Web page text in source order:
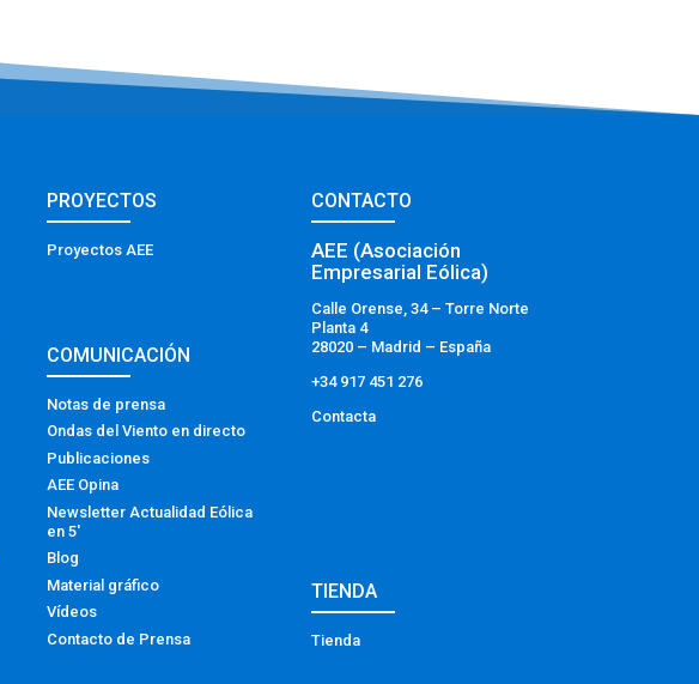
PROYECTOS
Proyectos AEE
COMUNICACIÓN
Notas de prensa
Ondas del Viento en directo
Publicaciones
AEE Opina
Newsletter Actualidad Eólica
en 5′
Blog
Material gráfico
Vídeos
Contacto de Prensa
CONTACTO
AEE (Asociación
Empresarial Eólica)
Calle Orense, 34 – Torre Norte
Planta 4
28020 – Madrid – España
+34 917 451 276
Contacta
TIENDA
Tienda